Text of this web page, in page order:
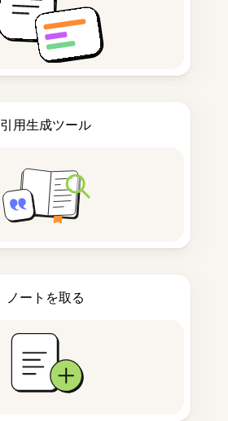
引用生成ツール
ノートを取る